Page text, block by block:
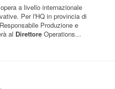
a livello internazionale
Per l'HQ in provincia di
Produzione e
al Direttore Operations...